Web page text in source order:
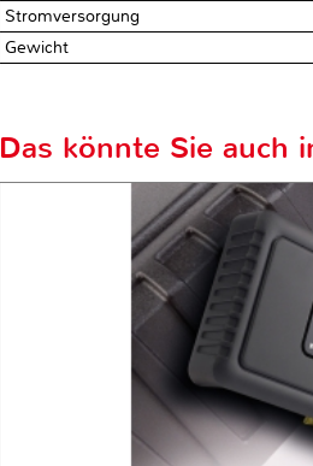
Stromversorgung
Gewicht
Das könnte Sie auch